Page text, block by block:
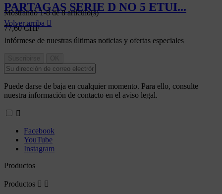
PARTAGAS SERIE D NO 5 ETUI...
77,60 CHF
Mostrando 1-8 de 8 artículo(s)
Volver arriba 
Infórmese de nuestras últimas noticias y ofertas especiales
Puede darse de baja en cualquier momento. Para ello, consulte
nuestra información de contacto en el aviso legal.

Facebook
YouTube
Instagram
Productos
Productos  